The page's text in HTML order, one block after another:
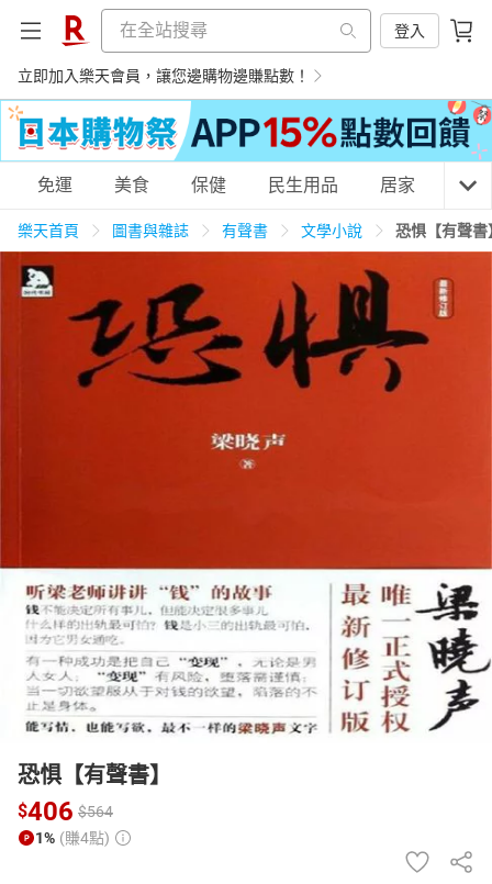
登入
立即加入樂天會員，讓您邊購物邊賺點數！
購物網分類
天天免運 美食蛋糕 養生保健 民生用品
居家生活 3C家電 運動休閒 親子玩具
日本購物 電子/紙本書
HOT
免運 美食 保健 民生用品 居家 3C
樂天首頁 圖書與雜誌 有聲書 文學小說 恐惧【有聲書
恐惧【有聲書】
$406 $564
1% (賺4點)